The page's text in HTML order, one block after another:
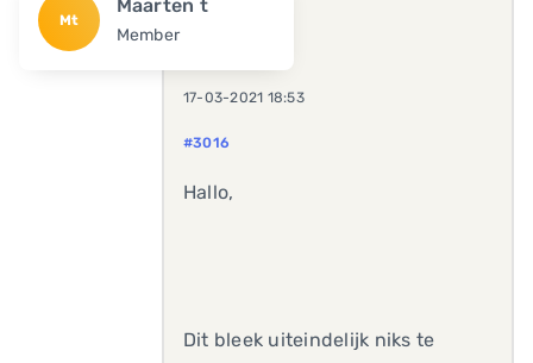
Mt
Maarten t
Member
17-03-2021 18:53
#3016
Hallo,
Dit bleek uiteindelijk niks te